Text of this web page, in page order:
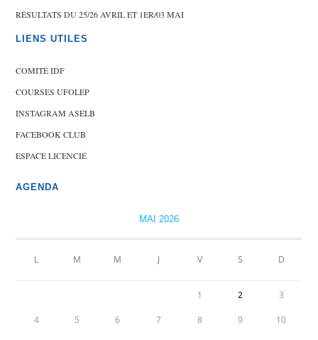
RÉSULTATS DU 25/26 AVRIL ET 1ER/03 MAI
LIENS UTILES
COMITÉ IDF
COURSES UFOLEP
INSTAGRAM ASELB
FACEBOOK CLUB
ESPACE LICENCIÉ
AGENDA
MAI 2026
L M M J V S D
1 2 3
4 5 6 7 8 9 10